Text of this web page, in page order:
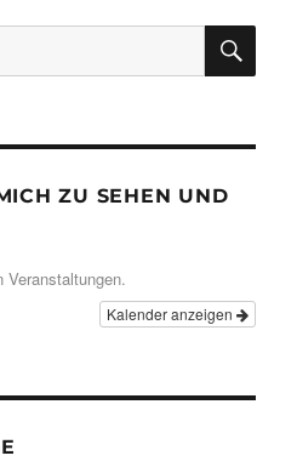
ZU SEHEN UND
Kalender anzeigen